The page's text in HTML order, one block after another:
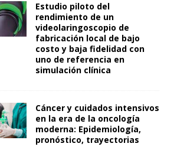
Estudio piloto del
rendimiento de un
videolaringoscopio de
fabricación local de bajo
costo y baja fidelidad con
uno de referencia en
simulación clínica
Cáncer y cuidados intensivos
en la era de la oncología
moderna: Epidemiología,
pronóstico, trayectorias